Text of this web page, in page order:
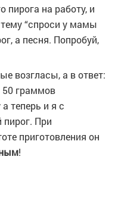
пирога на работу, и
“спроси у мамы
а песня. Попробуй,
возгласы, а в ответ:
50 граммов
теперь и я с
пирог. При
приготовления он
!